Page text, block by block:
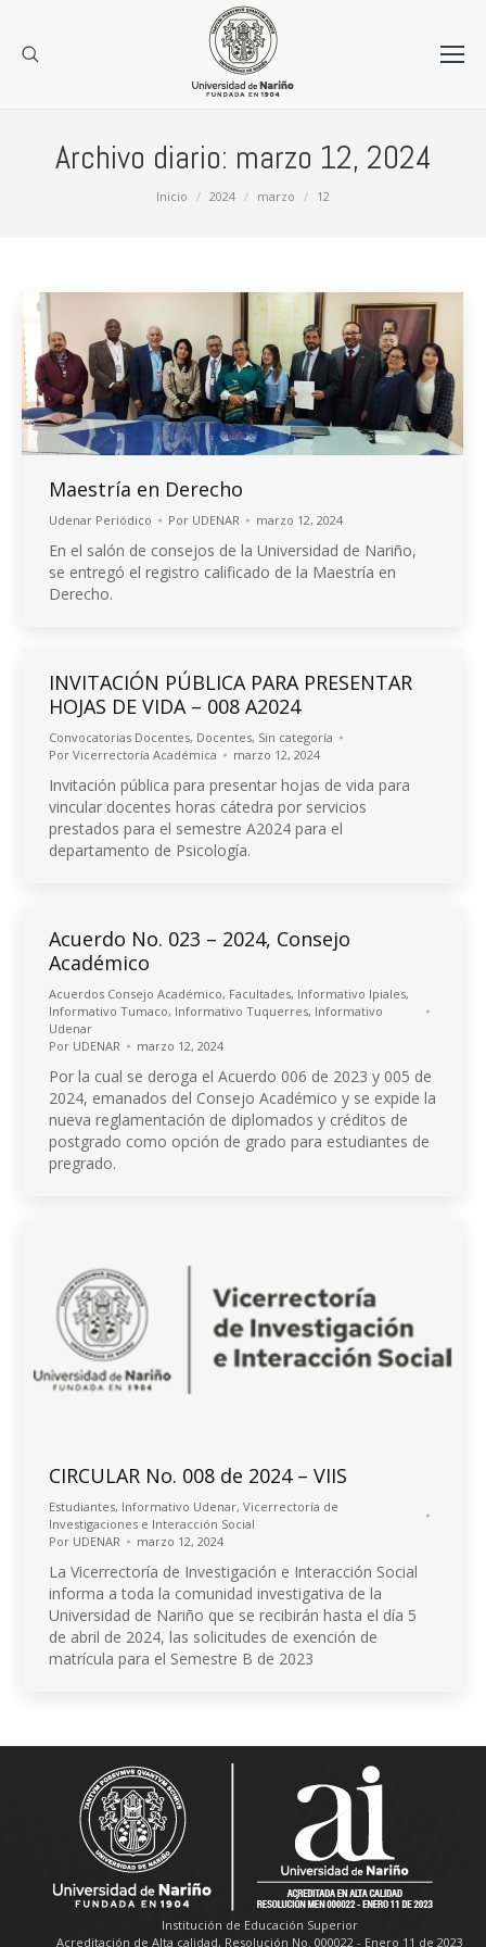
Archivo diario: marzo 12, 2024
Inicio 2024 marzo 12
Maestría en Derecho
Udenar Periódico Por UDENAR marzo 12, 2024
En el salón de consejos de la Universidad de Nariño,
se entregó el registro calificado de la Maestría en
Derecho.
INVITACIÓN PÚBLICA PARA PRESENTAR
HOJAS DE VIDA – 008 A2024
Convocatorias Docentes, Docentes, Sin categoría
Por Vicerrectoría Académica marzo 12, 2024
Invitación pública para presentar hojas de vida para
vincular docentes horas cátedra por servicios
prestados para el semestre A2024 para el
departamento de Psicología.
Acuerdo No. 023 – 2024, Consejo
Académico
Acuerdos Consejo Académico, Facultades, Informativo Ipiales,
Informativo Tumaco, Informativo Tuquerres, Informativo
Udenar
Por UDENAR marzo 12, 2024
Por la cual se deroga el Acuerdo 006 de 2023 y 005 de
2024, emanados del Consejo Académico y se expide la
nueva reglamentación de diplomados y créditos de
postgrado como opción de grado para estudiantes de
pregrado.
CIRCULAR No. 008 de 2024 – VIIS
Estudiantes, Informativo Udenar, Vicerrectoría de
Investigaciones e Interacción Social
Por UDENAR marzo 12, 2024
La Vicerrectoría de Investigación e Interacción Social
informa a toda la comunidad investigativa de la
Universidad de Nariño que se recibirán hasta el día 5
de abril de 2024, las solicitudes de exención de
matrícula para el Semestre B de 2023
Institución de Educación Superior
Acreditación de Alta calidad, Resolución No. 000022 - Enero 11 de 2023